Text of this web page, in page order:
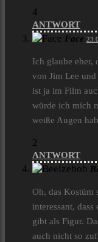
4
ANTWORT
Face
Ich glaube eher,
von Jim Lee und
ist ja im Film
würde ich mich
weiße Augen
2
ANTWORT
Oh, das Kostüm
interessant,
gibt als Figur.
auch nicht so